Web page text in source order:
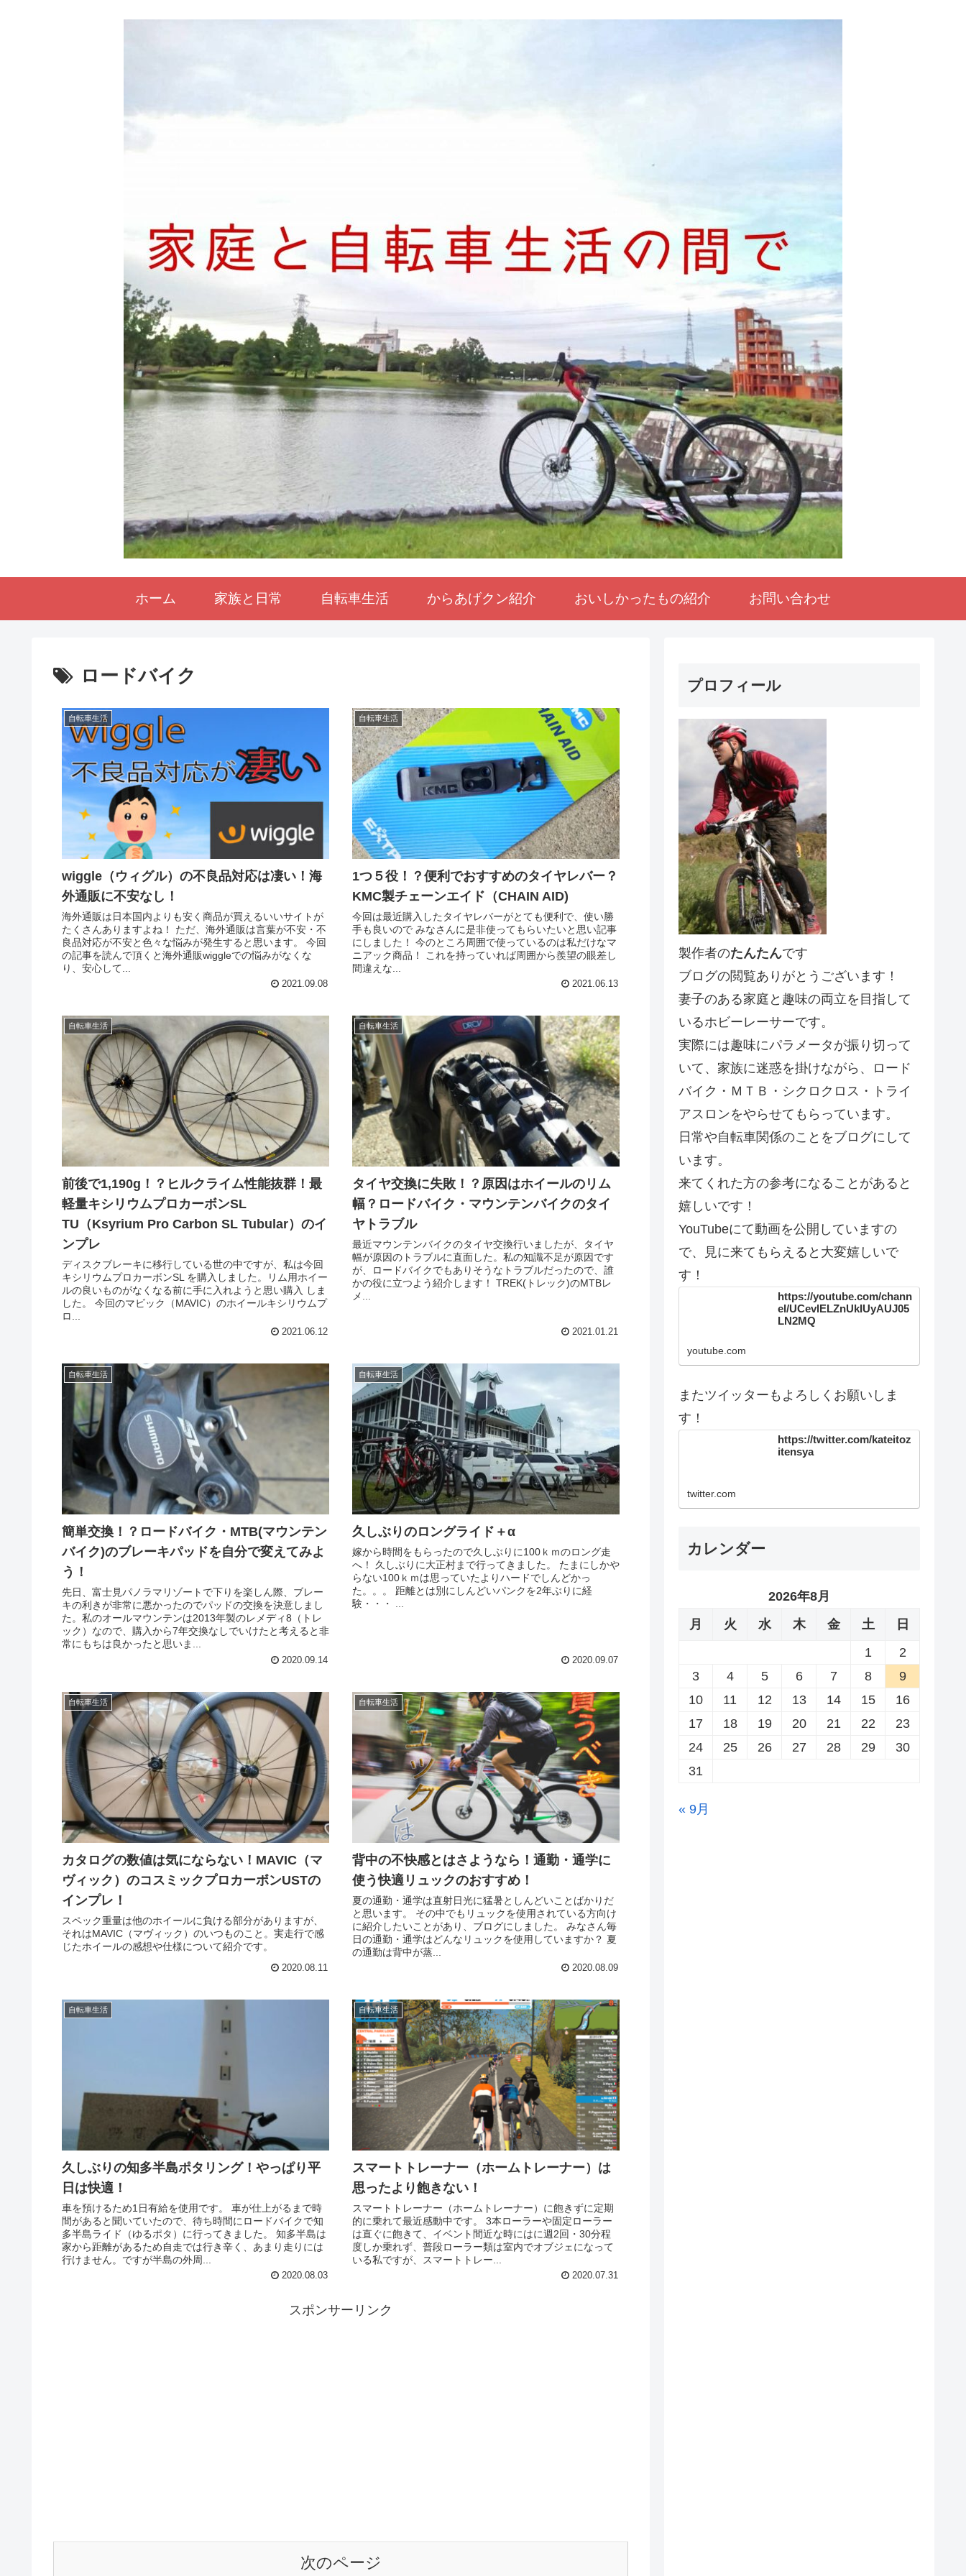
ホーム 家族と日常 自転車生活 からあげクン紹介 おいしかったもの紹介 お問い合わせ
ロードバイク
自転車生活
wiggle（ウィグル）の不良品対応は凄い！海
外通販に不安なし！
海外通販は日本国内よりも安く商品が買えるいいサイトが
たくさんありますよね！ ただ、海外通販は言葉が不安・不
良品対応が不安と色々な悩みが発生すると思います。 今回
の記事を読んで頂くと海外通販wiggleでの悩みがなくな
り、安心して...
2021.09.08
自転車生活
1つ５役！？便利でおすすめのタイヤレバー？
KMC製チェーンエイド（CHAIN AID)
今回は最近購入したタイヤレバーがとても便利で、使い勝
手も良いので みなさんに是非使ってもらいたいと思い記事
にしました！ 今のところ周囲で使っているのは私だけなマ
ニアック商品！ これを持っていれば周囲から羨望の眼差し
間違えな...
2021.06.13
自転車生活
前後で1,190g！？ヒルクライム性能抜群！最
軽量キシリウムプロカーボンSL
TU（Ksyrium Pro Carbon SL Tubular）のイ
ンプレ
ディスクブレーキに移行している世の中ですが、私は今回
キシリウムプロカーボンSL を購入しました。リム用ホイー
ルの良いものがなくなる前に手に入れようと思い購入 しま
した。 今回のマビック（MAVIC）のホイールキシリウムプ
ロ...
2021.06.12
自転車生活
タイヤ交換に失敗！？原因はホイールのリム
幅？ロードバイク・マウンテンバイクのタイ
ヤトラブル
最近マウンテンバイクのタイヤ交換行いましたが、タイヤ
幅が原因のトラブルに直面した。私の知識不足が原因です
が、ロードバイクでもありそうなトラブルだったので、誰
かの役に立つよう紹介します！ TREK(トレック)のMTBレ
メ...
2021.01.21
自転車生活
簡単交換！？ロードバイク・MTB(マウンテン
バイク)のブレーキパッドを自分で変えてみよ
う！
先日、富士見パノラマリゾートで下りを楽しん際、ブレー
キの利きが非常に悪かったのでパッドの交換を決意しまし
た。私のオールマウンテンは2013年製のレメディ8（トレ
ック）なので、購入から7年交換なしでいけたと考えると非
常にもちは良かったと思いま...
2020.09.14
自転車生活
久しぶりのロングライド＋α
嫁から時間をもらったので久しぶりに100ｋｍのロング走
へ！ 久しぶりに大正村まで行ってきました。 たまにしかや
らない100ｋｍは思っていたよりハードでしんどかっ
た。。。 距離とは別にしんどいパンクを2年ぶりに経
験・・・ ...
2020.09.07
自転車生活
カタログの数値は気にならない！MAVIC（マ
ヴィック）のコスミックプロカーボンUSTの
インプレ！
スペック重量は他のホイールに負ける部分がありますが、
それはMAVIC（マヴィック）のいつものこと。実走行で感
じたホイールの感想や仕様について紹介です。
2020.08.11
自転車生活
背中の不快感とはさようなら！通勤・通学に
使う快適リュックのおすすめ！
夏の通勤・通学は直射日光に猛暑としんどいことばかりだ
と思います。 その中でもリュックを使用されている方向け
に紹介したいことがあり、ブログにしました。 みなさん毎
日の通勤・通学はどんなリュックを使用していますか？ 夏
の通勤は背中が蒸...
2020.08.09
自転車生活
久しぶりの知多半島ポタリング！やっぱり平
日は快適！
車を預けるため1日有給を使用です。 車が仕上がるまで時
間があると聞いていたので、待ち時間にロードバイクで知
多半島ライド（ゆるポタ）に行ってきました。 知多半島は
家から距離があるため自走では行き辛く、あまり走りには
行けません。ですが半島の外周...
2020.08.03
自転車生活
スマートトレーナー（ホームトレーナー）は
思ったより飽きない！
スマートトレーナー（ホームトレーナー）に飽きずに定期
的に乗れて最近感動中です。 3本ローラーや固定ローラー
は直ぐに飽きて、イベント間近な時にはに週2回・30分程
度しか乗れず、普段ローラー類は室内でオブジェになって
いる私ですが、スマートトレー...
2020.07.31
スポンサーリンク
次のページ
プロフィール
製作者のたんたんです
ブログの閲覧ありがとうございます！
妻子のある家庭と趣味の両立を目指して
いるホビーレーサーです。
実際には趣味にパラメータが振り切って
いて、家族に迷惑を掛けながら、ロード
バイク・ＭＴＢ・シクロクロス・トライ
アスロンをやらせてもらっています。
日常や自転車関係のことをブログにして
います。
来てくれた方の参考になることがあると
嬉しいです！
YouTubeにて動画を公開していますの
で、見に来てもらえると大変嬉しいで
す！
https://youtube.com/chann
el/UCevlELZnUkIUyAUJ05
LN2MQ
youtube.com
またツイッターもよろしくお願いしま
す！
https://twitter.com/kateitoz
itensya
twitter.com
カレンダー
2026年8月
月
火 水 木 金 土
日
1
2
3
4 5 6 7 8
9
10
11 12 13 14 15
16
17
18 19 20 21 22
23
24
25 26 27 28 29
30
31
« 9月